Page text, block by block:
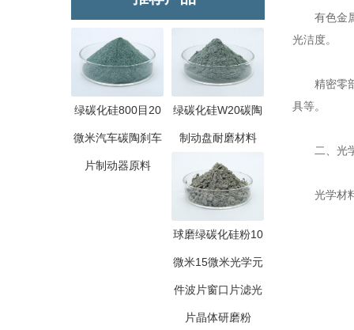
绿碳化硅800目20
微米汽车碳陶刹车
片制动器原料
绿碳化硅W20碳陶
制动盘耐磨材料
球磨绿碳化硅粉10
微米15微米光学元
件波片窗口片滤光
片晶体研磨粉
有色金属
光洁度。
精密零部
具等。
二、光学
光学材料